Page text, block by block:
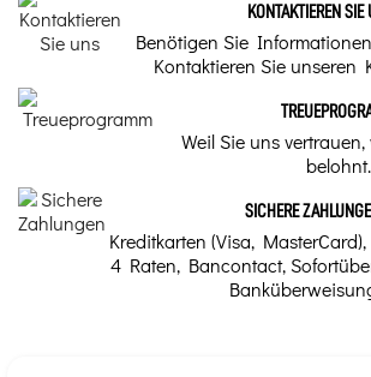
KONTAKTIEREN SIE
Benötigen Sie
Kontaktieren Sie unseren
Weil Sie uns
belohnt.
SICHERE
Kreditkarten (Visa,
4 Raten, Bancontact,